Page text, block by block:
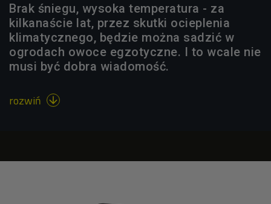
Brak śniegu, wysoka temperatura - za
kilkanaście lat, przez skutki ocieplenia
klimatycznego, będzie można sadzić w
ogrodach owoce egzotyczne. I to wcale nie
musi być dobra wiadomość.
rozwiń 